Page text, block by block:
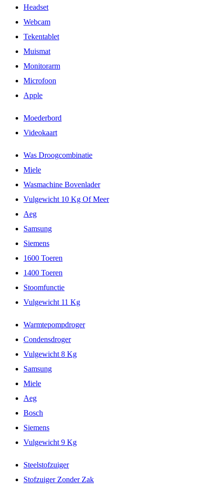
Headset
Webcam
Tekentablet
Muismat
Monitorarm
Microfoon
Apple
Moederbord
Videokaart
Was Droogcombinatie
Miele
Wasmachine Bovenlader
Vulgewicht 10 Kg Of Meer
Aeg
Samsung
Siemens
1600 Toeren
1400 Toeren
Stoomfunctie
Vulgewicht 11 Kg
Warmtepompdroger
Condensdroger
Vulgewicht 8 Kg
Samsung
Miele
Aeg
Bosch
Siemens
Vulgewicht 9 Kg
Steelstofzuiger
Stofzuiger Zonder Zak